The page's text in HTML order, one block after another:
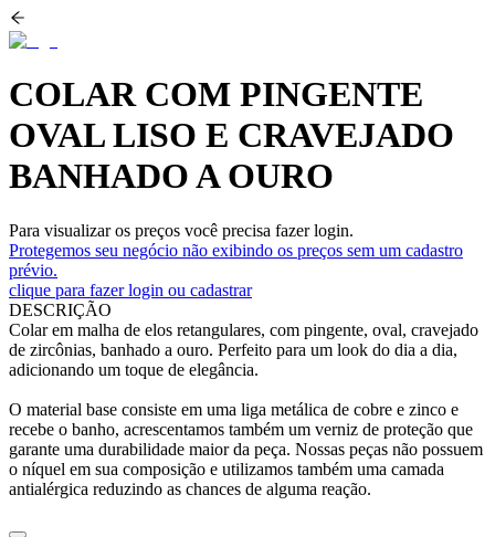
COLAR COM PINGENTE
OVAL LISO E CRAVEJADO
BANHADO A OURO
Para visualizar os preços você precisa fazer login.
Protegemos seu negócio não exibindo os preços sem um cadastro
prévio.
clique para fazer login ou cadastrar
DESCRIÇÃO
Colar em malha de elos retangulares, com pingente, oval, cravejado
de zircônias, banhado a ouro. Perfeito para um look do dia a dia,
adicionando um toque de elegância.
O material base consiste em uma liga metálica de cobre e zinco e
recebe o banho, acrescentamos também um verniz de proteção que
garante uma durabilidade maior da peça. Nossas peças não possuem
o níquel em sua composição e utilizamos também uma camada
antialérgica reduzindo as chances de alguma reação.